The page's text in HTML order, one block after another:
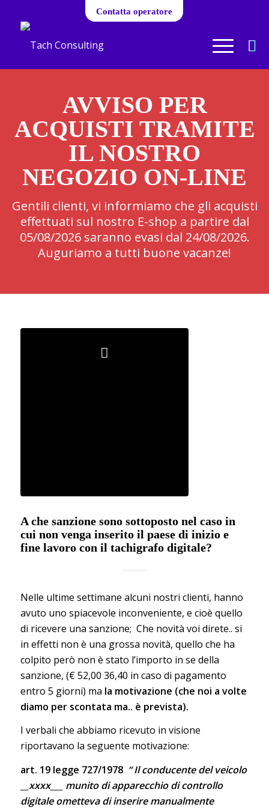
Contatta operatore
AVVISO PER
ACQUISTI TRAMITE
IL NOSTRO
NEGOZIO ON-LINE
Gentili clienti, vi informiamo che gli acquisti
effettuati sul nostro E-shop a partire dal
05/08/2026 saranno evasi dal 24/08/2026.
Auguriamo a tutti buone vacanze!
A che sanzione sono sottoposto nel caso in
cui non venga inserito il paese di inizio e
fine lavoro con il tachigrafo digitale?
Nelle ultime settimane alcuni nostri clienti, hanno
avuto uno spiacevole inconveniente, e cioè quello
di ricevere una sanzione; Che novità voi direte.. si
in effetti non è una grossa novità, quello che ha
colpito però non è stato l’importo in se della
sanzione, (€ 52,00 36,40 in caso di pagamento
entro 5 giorni) ma la motivazione (che noi a volte
diamo per scontata ma.. è prevista).
I verbali che abbiamo ricevuto in visione
riportavano la seguente motivazione:
art. 19 legge 727/1978 “ Il conducente del veicolo
__xxxx___ munito di apparecchio di controllo
digitale ometteva di inserire manualmente